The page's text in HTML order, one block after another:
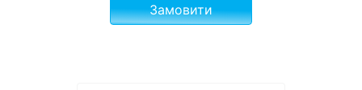
Замовити